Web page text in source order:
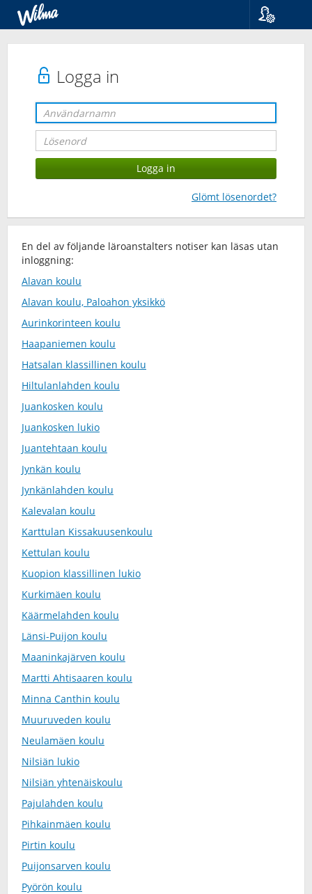
Logga in
Glömt lösenordet?
En del av följande läroanstalters notiser kan läsas utan
inloggning:
Alavan koulu
Alavan koulu, Paloahon yksikkö
Aurinkorinteen koulu
Haapaniemen koulu
Hatsalan klassillinen koulu
Hiltulanlahden koulu
Juankosken koulu
Juankosken lukio
Juantehtaan koulu
Jynkän koulu
Jynkänlahden koulu
Kalevalan koulu
Karttulan Kissakuusenkoulu
Kettulan koulu
Kuopion klassillinen lukio
Kurkimäen koulu
Käärmelahden koulu
Länsi-Puijon koulu
Maaninkajärven koulu
Martti Ahtisaaren koulu
Minna Canthin koulu
Muuruveden koulu
Neulamäen koulu
Nilsiän lukio
Nilsiän yhtenäiskoulu
Pajulahden koulu
Pihkainmäen koulu
Pirtin koulu
Puijonsarven koulu
Pyörön koulu